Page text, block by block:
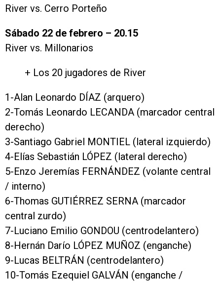
River vs. Cerro Porteño
Sábado 22 de febrero – 20.15
River vs. Millonarios
+ Los 20 jugadores de River
1-Alan Leonardo DÍAZ (arquero)
2-Tomás Leonardo LECANDA (marcador central
derecho)
3-Santiago Gabriel MONTIEL (lateral izquierdo)
4-Elías Sebastián LÓPEZ (lateral derecho)
5-Enzo Jeremías FERNÁNDEZ (volante central
/ interno)
6-Thomas GUTIÉRREZ SERNA (marcador
central zurdo)
7-Luciano Emilio GONDOU (centrodelantero)
8-Hernán Darío LÓPEZ MUÑOZ (enganche)
9-Lucas BELTRÁN (centrodelantero)
10-Tomás Ezequiel GALVÁN (enganche /